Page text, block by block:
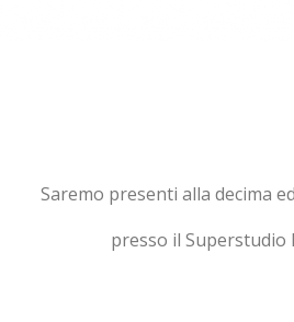
Saremo presenti alla decima
presso il Superstudio